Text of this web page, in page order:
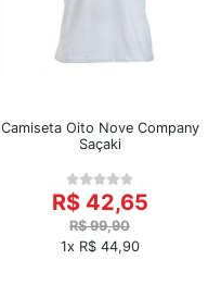
Camiseta Oito Nove Company
Saçaki
R$ 42,65
R$ 99,90
1x R$ 44,90